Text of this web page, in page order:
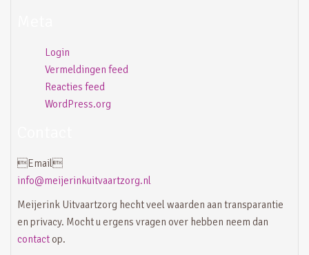
Login
Vermeldingen feed
Reacties feed
WordPress.org
Email
info@meijerinkuitvaartzorg.nl
Meijerink Uitvaartzorg hecht veel waarden aan transparantie
en privacy. Mocht u ergens vragen over hebben neem dan
contact op.